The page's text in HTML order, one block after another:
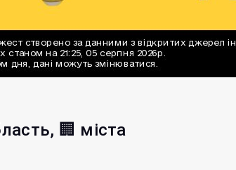
🏢 міста